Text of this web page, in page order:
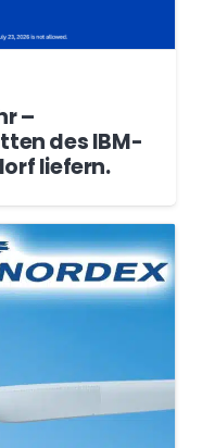
–
des IBM-
liefern.